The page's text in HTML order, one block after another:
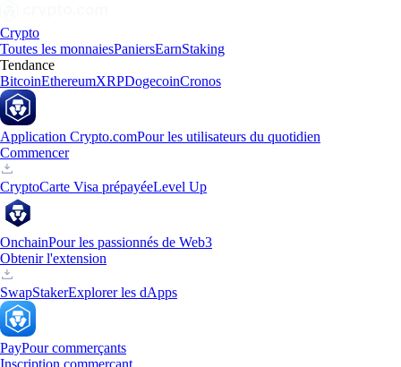
Crypto
Toutes les monnaiesPaniersEarnStaking
Tendance
BitcoinEthereumXRPDogecoinCronos
Application Crypto.comPour les utilisateurs du quotidien
Commencer
CryptoCarte Visa prépayéeLevel Up
OnchainPour les passionnés de Web3
Obtenir l'extension
SwapStakerExplorer les dApps
PayPour commerçants
Inscription commerçant